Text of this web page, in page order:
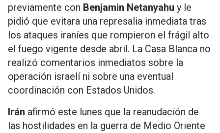
previamente con Benjamin Netanyahu y le
pidió que evitara una represalia inmediata tras
los ataques iraníes que rompieron el frágil alto
el fuego vigente desde abril. La Casa Blanca no
realizó comentarios inmediatos sobre la
operación israelí ni sobre una eventual
coordinación con Estados Unidos.
Irán afirmó este lunes que la reanudación de
las hostilidades en la guerra de Medio Oriente